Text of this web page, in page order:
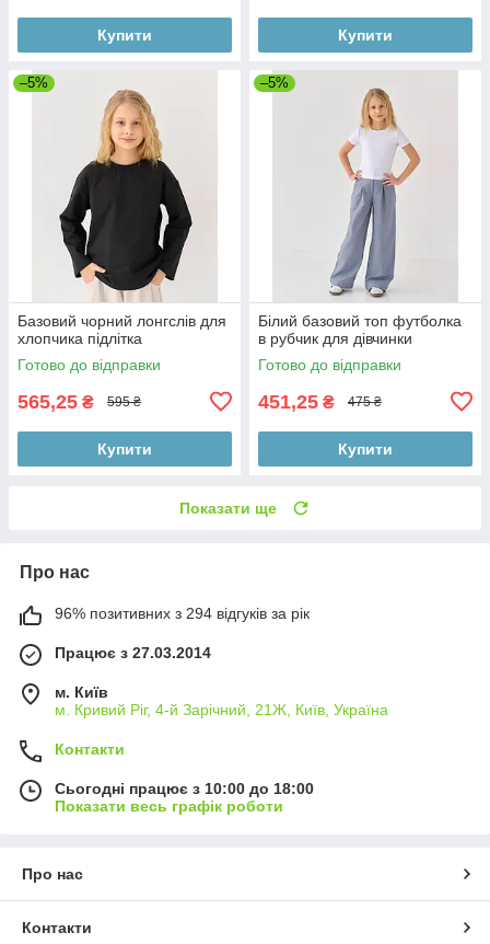
Купити Купити
–5%
Базовий чорний лонгслів для
хлопчика підлітка
Готово до відправки
565,25 ₴ 595 ₴
Купити
–5%
Білий базовий топ футболка
в рубчик для дівчинки
Готово до відправки
451,25 ₴ 475 ₴
Купити
Показати ще
Про нас
96% позитивних з 294 відгуків за рік
Працює з 27.03.2014
м. Київ
м. Кривий Ріг, 4-й Зарічний, 21Ж, Київ, Україна
Контакти
Сьогодні працює з 10:00 до 18:00
Показати весь графік роботи
Про нас
Контакти